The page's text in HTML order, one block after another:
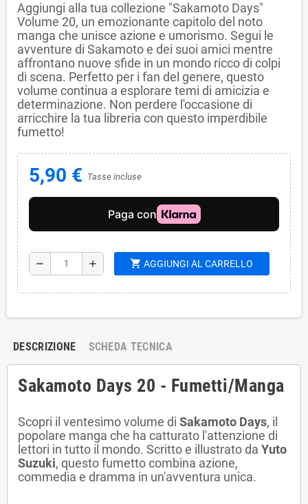
Aggiungi alla tua collezione "Sakamoto Days"
Volume 20, un emozionante capitolo del noto
manga che unisce azione e umorismo. Segui le
avventure di Sakamoto e dei suoi amici mentre
affrontano nuove sfide in un mondo ricco di colpi
di scena. Perfetto per i fan del genere, questo
volume continua a esplorare temi di amicizia e
determinazione. Non perdere l'occasione di
arricchire la tua libreria con questo imperdibile
fumetto!
5,90 € Tasse incluse
remove add shopping_cart AGGIUNGI AL CARRELLO
DESCRIZIONE SCHEDA TECNICA
Sakamoto Days 20 - Fumetti/Manga
Scopri il ventesimo volume di Sakamoto Days, il
popolare manga che ha catturato l'attenzione di
lettori in tutto il mondo. Scritto e illustrato da Yuto
Suzuki, questo fumetto combina azione,
commedia e dramma in un'avventura unica.